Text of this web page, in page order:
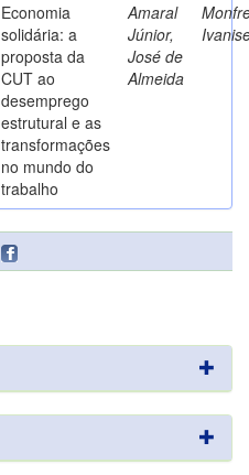
Economia
solidária: a
proposta da
CUT ao
desemprego
estrutural e as
transformações
no mundo do
trabalho
Amaral
Júnior,
José de
Almeida